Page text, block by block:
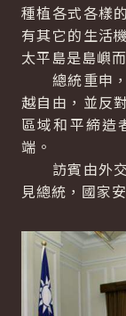
種植各式各樣
有其它的生活
太平島是島嶼
總統重申，
越自由，並反
區域和平締造
端。
訪賓由外交
見總統，國家